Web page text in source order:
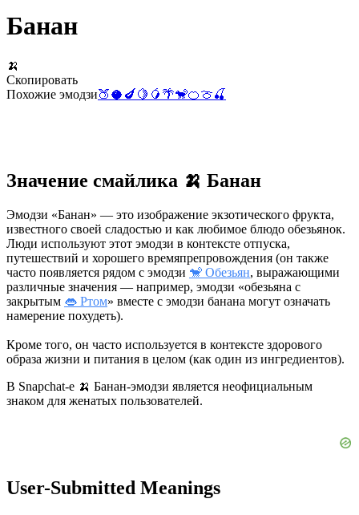
Банан
🍌
Скопировать
Похожие эмодзи🍑🥥 🍆 🍋 🥭 🌴🐒🍊🍈🍒
Значение смайлика 🍌 Банан
Эмодзи «Банан» — это изображение экзотического фрукта,
известного своей сладостью и как любимое блюдо обезьянок.
Люди используют этот эмодзи в контексте отпуска,
путешествий и хорошего времяпрепровождения (он также
часто появляется рядом с эмодзи 🐒 Обезьян, выражающими
различные значения — например, эмодзи «обезьяна с
закрытым 👄 Ртом» вместе с эмодзи банана могут означать
намерение похудеть).
Кроме того, он часто используется в контексте здорового
образа жизни и питания в целом (как один из ингредиентов).
В Snapchat-е 🍌 Банан-эмодзи является неофициальным
знаком для женатых пользователей.
User-Submitted Meanings